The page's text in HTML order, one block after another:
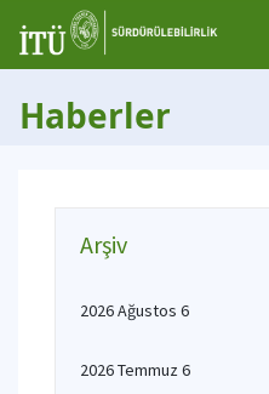
Haberler
Arşiv
2026 Ağustos 6
2026 Temmuz 6